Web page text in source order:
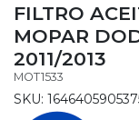
FILTRO
MOPAR
2011/2013
MOT1533
SKU: